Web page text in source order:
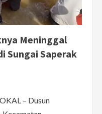
Meninggal
Sungai Saperak
– Dusun